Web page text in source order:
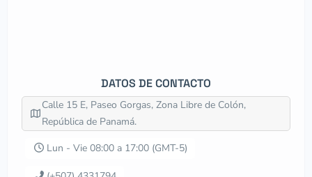
DATOS DE CONTACTO
Calle 15 E, Paseo Gorgas, Zona Libre de Colón,
República de Panamá.
Lun - Vie 08:00 a 17:00 (GMT-5)